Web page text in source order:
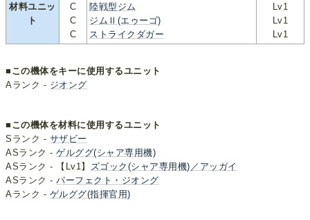
材料ユニッ
ト
C
C
C
陸戦型ジム
ジムⅡ(エゥーゴ)
ストライクダガー
Lv1
Lv1
Lv1
■この機体をキーに使用するユニット
Aランク - ジオング
■この機体を材料に使用するユニット
Sランク - サザビー
ASランク -ゲルググ(シャア専用機)
ASランク - 【Lv1】 ズゴック(シャア専用機)／アッガイ
ASランク -パーフェクト・ジオング
Aランク - ゲルググ(指揮官用)